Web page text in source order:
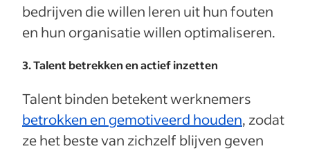
bedrijven die willen leren uit hun fouten
en hun organisatie willen optimaliseren.
3. Talent betrekken en actief inzetten
Talent binden betekent werknemers
betrokken en gemotiveerd houden, zodat
ze het beste van zichzelf blijven geven